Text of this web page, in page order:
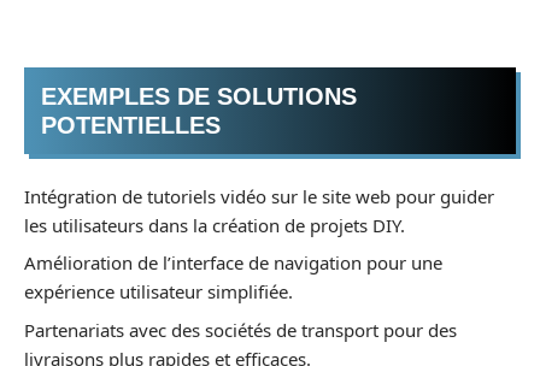
EXEMPLES DE SOLUTIONS
POTENTIELLES
Intégration de tutoriels vidéo sur le site web pour guider
les utilisateurs dans la création de projets DIY.
Amélioration de l’interface de navigation pour une
expérience utilisateur simplifiée.
Partenariats avec des sociétés de transport pour des
livraisons plus rapides et efficaces.